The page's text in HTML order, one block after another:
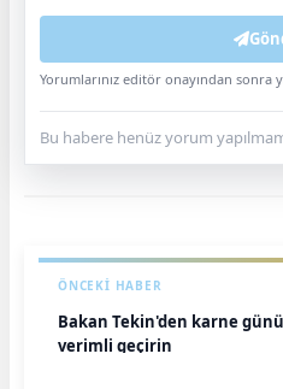
Yorumlarınız editör onayından sonra
Bu habere henüz yorum
ÖNCEKI HABER
Bakan Tekin'den karne
verimli geçirin